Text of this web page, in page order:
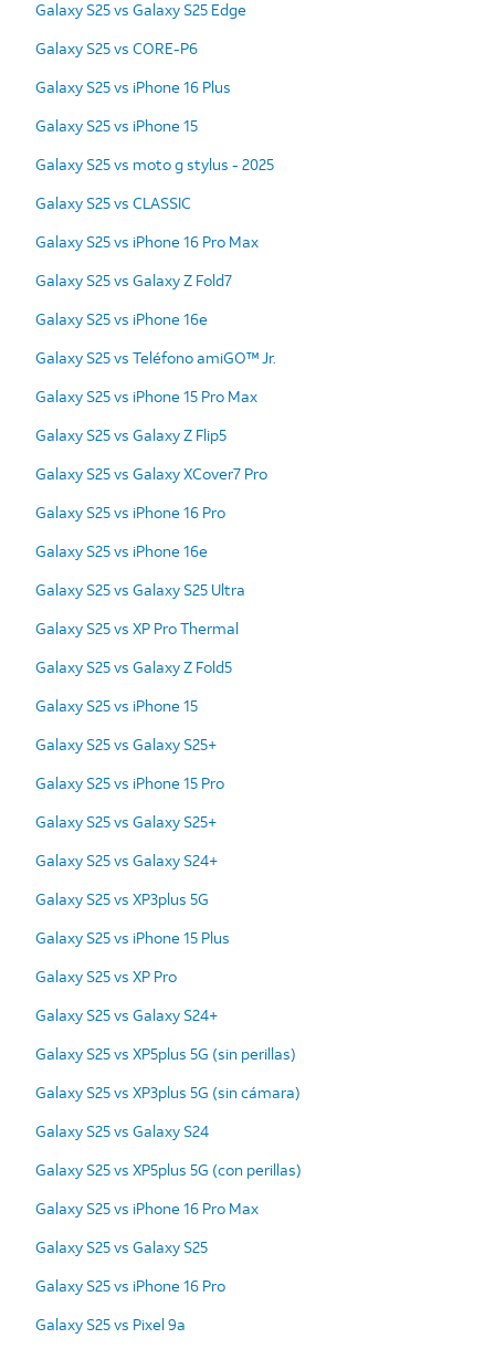
Galaxy S25 vs Galaxy S25 Edge
Galaxy S25 vs CORE-P6
Galaxy S25 vs iPhone 16 Plus
Galaxy S25 vs iPhone 15
Galaxy S25 vs moto g stylus - 2025
Galaxy S25 vs CLASSIC
Galaxy S25 vs iPhone 16 Pro Max
Galaxy S25 vs Galaxy Z Fold7
Galaxy S25 vs iPhone 16e
Galaxy S25 vs Teléfono amiGO™ Jr.
Galaxy S25 vs iPhone 15 Pro Max
Galaxy S25 vs Galaxy Z Flip5
Galaxy S25 vs Galaxy XCover7 Pro
Galaxy S25 vs iPhone 16 Pro
Galaxy S25 vs iPhone 16e
Galaxy S25 vs Galaxy S25 Ultra
Galaxy S25 vs XP Pro Thermal
Galaxy S25 vs Galaxy Z Fold5
Galaxy S25 vs iPhone 15
Galaxy S25 vs Galaxy S25+
Galaxy S25 vs iPhone 15 Pro
Galaxy S25 vs Galaxy S25+
Galaxy S25 vs Galaxy S24+
Galaxy S25 vs XP3plus 5G
Galaxy S25 vs iPhone 15 Plus
Galaxy S25 vs XP Pro
Galaxy S25 vs Galaxy S24+
Galaxy S25 vs XP5plus 5G (sin perillas)
Galaxy S25 vs XP3plus 5G (sin cámara)
Galaxy S25 vs Galaxy S24
Galaxy S25 vs XP5plus 5G (con perillas)
Galaxy S25 vs iPhone 16 Pro Max
Galaxy S25 vs Galaxy S25
Galaxy S25 vs iPhone 16 Pro
Galaxy S25 vs Pixel 9a